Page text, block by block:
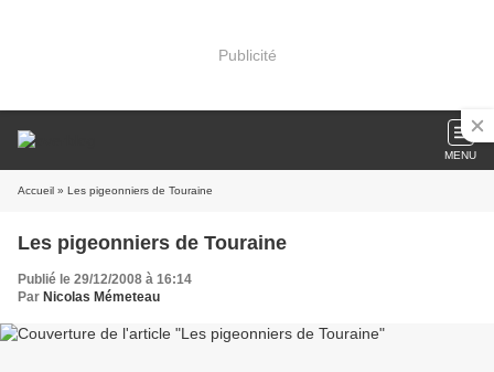
Publicité
MENU
Accueil » Les pigeonniers de Touraine
Les pigeonniers de Touraine
Publié le 29/12/2008 à 16:14
Par Nicolas Mémeteau